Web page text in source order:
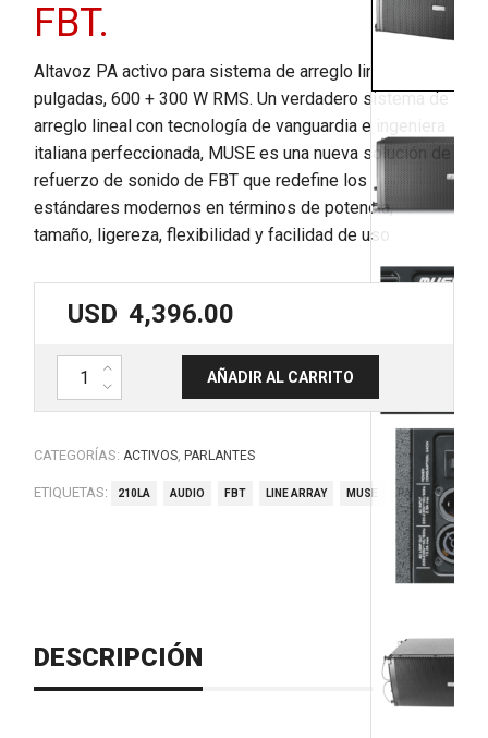
FBT.
Altavoz PA activo para sistema de arreglo lineal, 2 x 10
pulgadas, 600 + 300 W RMS. Un verdadero sistema de
arreglo lineal con tecnología de vanguardia e ingeniera
italiana perfeccionada, MUSE es una nueva solución de
refuerzo de sonido de FBT que redefine los
estándares modernos en términos de potencia,
tamaño, ligereza, flexibilidad y facilidad de uso
USD 4,396.00
Modulo Line Array activo. MUSE 210LA. FBT. cantidad
AÑADIR AL CARRITO
CATEGORÍAS: ACTIVOS PARLANTES
ETIQUETAS: 210LA AUDIO FBT LINE ARRAY MUSE PA
DESCRIPCIÓN